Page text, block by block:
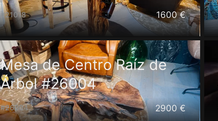
#21018 1600 €
Mesa de Centro Raíz de
Árbol #26004
#26004 2900 €